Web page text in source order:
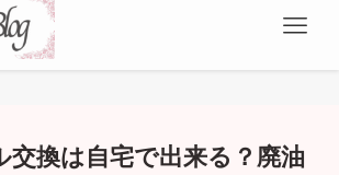
交換は自宅で出来る？廃油